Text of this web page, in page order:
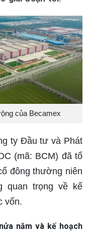
của Becamex
ty Đầu tư và Phát
(mã: BCM) đã tổ
đông thường niên
quan trọng về kế
vốn.
năm và kế hoạch